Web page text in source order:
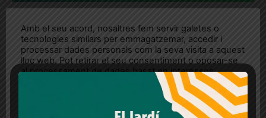
Amb el seu acord, nosaltres fem servir galetes o
tecnologies similars per emmagatzemar, accedir i
processar dades personals com la seva visita a aquest
lloc web. Pot retirar el seu consentiment o oposar-se
al processament de dades basat en interessos
legítims en qualsevol moment fent clic a "Ajustos de
cookies" o a la nostra Política de privacitat en aquest
lloc web. Si cliques "acceptar" dones el teu